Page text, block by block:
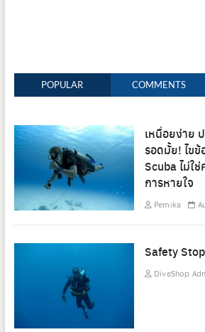
POPULAR COMMENTS
เหนื่อยง่าย
รอดมั้ย! ไขข้
Scuba ไม่ใ
การหายใจ
Pemika
Safety
DiveShop